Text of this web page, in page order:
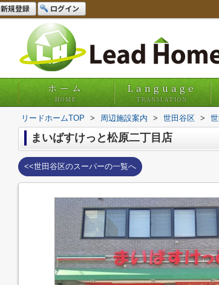
新規登録 ログイン
ホーム
HOME
Language
TRANSLATION
リードホームTOP > 周辺施設案内 > 世田谷区 >
まいばすけっと松原二丁目店
<<世田谷区のスーパーの一覧へ